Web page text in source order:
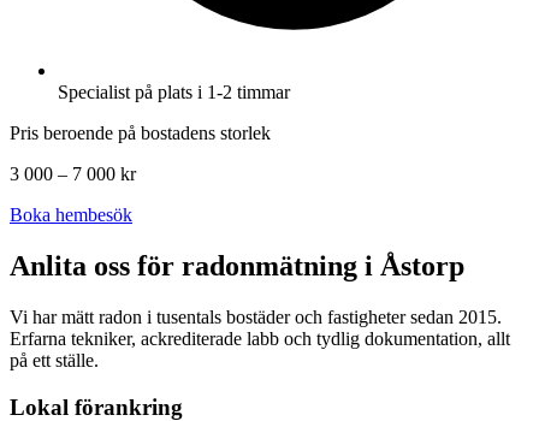
Specialist på plats i 1-2 timmar
Pris beroende på bostadens storlek
3 000 – 7 000 kr
Boka hembesök
Anlita oss för radonmätning i Åstorp
Vi har mätt radon i tusentals bostäder och fastigheter sedan 2015.
Erfarna tekniker, ackrediterade labb och tydlig dokumentation, allt
på ett ställe.
Lokal förankring